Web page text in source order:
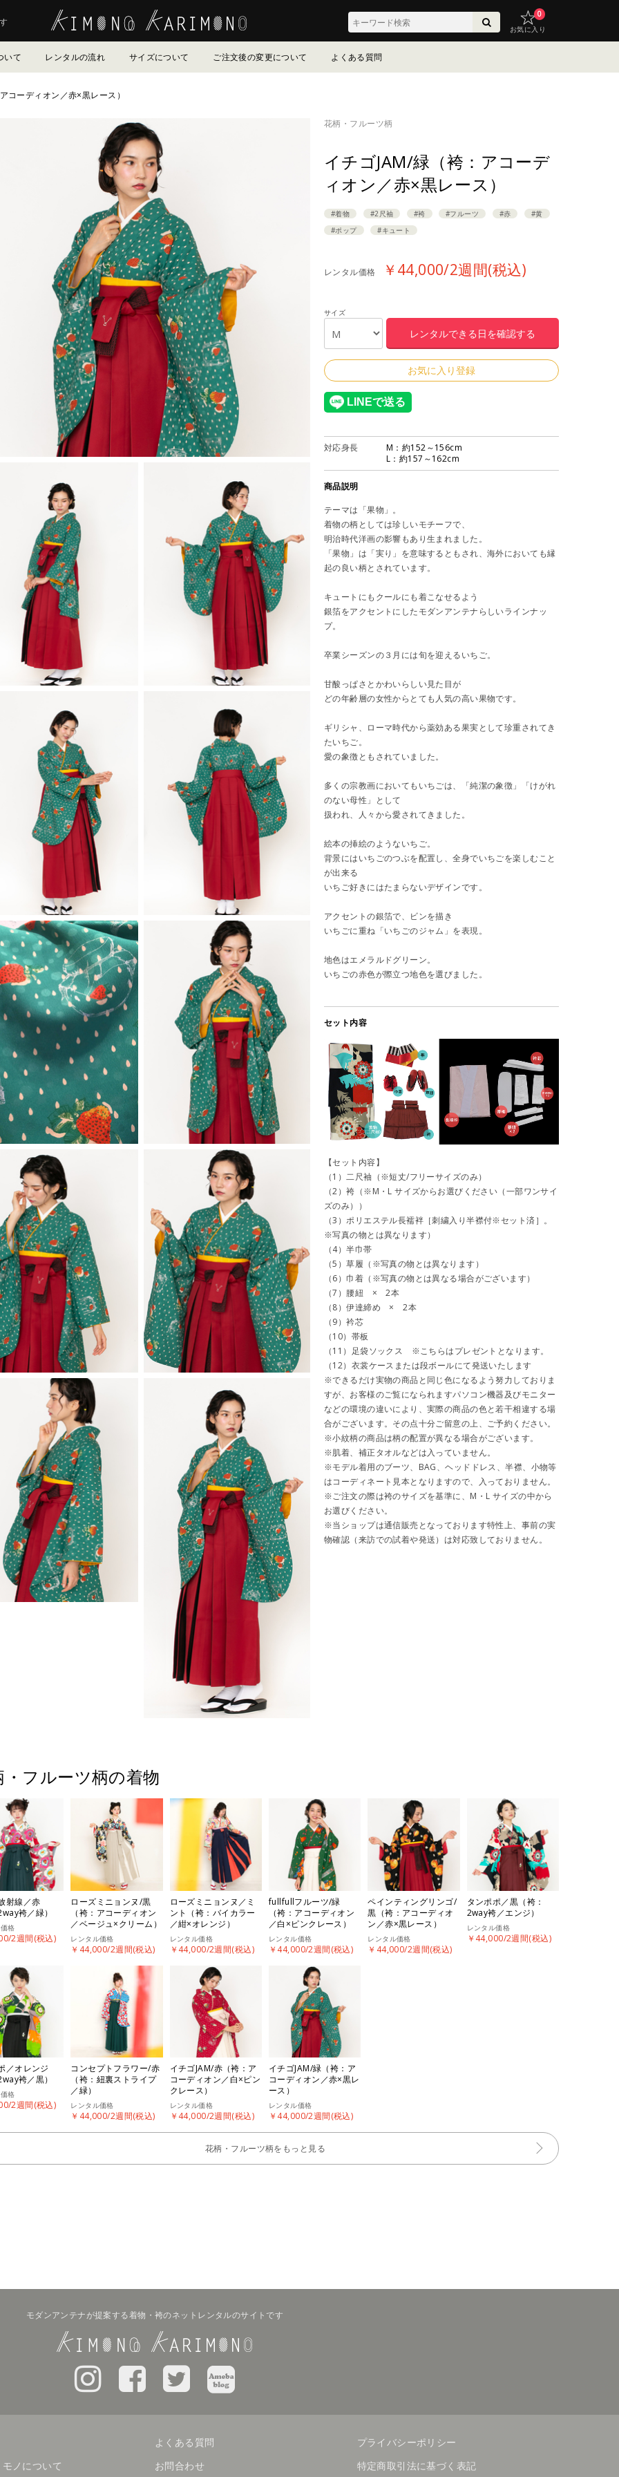
お気に入り
0
いて レンタルの流れ サイズについて ご注文後の変更について よくある質問
コーディオン／赤×黒レース）
花柄・フルーツ柄
イチゴJAM/緑（袴：アコーデ
ィオン／赤×黒レース）
#着物 #2尺袖 #袴 #フルーツ #赤
#黄
#ポップ
#キュート
レンタル価格 ￥44,000/2週間(税込)
サイズ
お気に入り登録
対応身長
M：約152～156cm
L：約157～162cm
商品説明
テーマは「果物」。
着物の柄としては珍しいモチーフで、
明治時代洋画の影響もあり生まれました。
「果物」は「実り」を意味するともされ、海外においても縁
起の良い柄とされています。
キュートにもクールにも着こなせるよう
銀箔をアクセントにしたモダンアンテナらしいラインナッ
プ。
卒業シーズンの３月には旬を迎えるいちご。
甘酸っぱさとかわいらしい見た目が
どの年齢層の女性からとても人気の高い果物です。
ギリシャ、ローマ時代から薬効ある果実として珍重されてき
たいちご。
愛の象徴ともされていました。
多くの宗教画においてもいちごは、「純潔の象徴」「けがれ
のない母性」として
扱われ、人々から愛されてきました。
絵本の挿絵のようないちご。
背景にはいちごのつぶを配置し、全身でいちごを楽しむこと
が出来る
いちご好きにはたまらないデザインです。
アクセントの銀箔で、ビンを描き
いちごに重ね「いちごのジャム」を表現。
地色はエメラルドグリーン。
いちごの赤色が際立つ地色を選びました。
セット内容
【セット内容】
（1）二尺袖（※短丈/フリーサイズのみ）
（2）袴（※M・L サイズからお選びください（一部ワンサイ
ズのみ））
（3）ポリエステル長襦袢［刺繍入り半襟付※セット済］。
※写真の物とは異なります）
（4）半巾帯
（5）草履（※写真の物とは異なります）
（6）巾着（※写真の物とは異なる場合がございます）
（7）腰紐 × 2本
（8）伊達締め × 2本
（9）衿芯
（10）帯板
（11）足袋ソックス ※こちらはプレゼントとなります。
（12）衣裳ケースまたは段ボールにて発送いたします
※できるだけ実物の商品と同じ色になるよう努力しておりま
すが、お客様のご覧になられますパソコン機器及びモニター
などの環境の違いにより、実際の商品の色と若干相違する場
合がございます。その点十分ご留意の上、ご予約ください。
※小紋柄の商品は柄の配置が異なる場合がございます。
※肌着、補正タオルなどは入っていません。
※モデル着用のブーツ、BAG、ヘッドドレス、半襟、小物等
はコーディネート見本となりますので、入っておりません。
※ご注文の際は袴のサイズを基準に、M・L サイズの中から
お選びください。
※当ショップは通信販売となっております特性上、事前の実
物確認（来訪での試着や発送）は対応致しておりません。
・フルーツ柄の着物
射線／赤
袴／緑）
格
2週間(税込)
ローズミニョンヌ/黒
（袴：アコーディオン
／ベージュ×クリーム）
レンタル価格
￥44,000/2週間(税込)
ローズミニョンヌ／ミ
ント（袴：バイカラー
／紺×オレンジ）
レンタル価格
￥44,000/2週間(税込)
fullfullフルーツ/緑
（袴：アコーディオン
／白×ピンクレース）
レンタル価格
￥44,000/2週間(税込)
ペインティングリンゴ/
黒（袴：アコーディオ
ン／赤×黒レース）
レンタル価格
￥44,000/2週間(税込)
タンポポ／黒（袴：
2way袴／エンジ）
レンタル価格
￥44,000/2週間(税込)
／オレンジ
袴／黒）
格
2週間(税込)
コンセプトフラワー/赤
（袴：紐裏ストライプ
／緑）
レンタル価格
￥44,000/2週間(税込)
イチゴJAM/赤（袴：ア
コーディオン／白×ピン
クレース）
レンタル価格
￥44,000/2週間(税込)
イチゴJAM/緑（袴：ア
コーディオン／赤×黒レ
ース）
レンタル価格
￥44,000/2週間(税込)
花柄・フルーツ柄をもっと見る
モダンアンテナが提案する着物・袴のネットレンタルのサイトです
ノについて
よくある質問
お問合わせ
プライバシーポリシー
特定商取引法に基づく表記